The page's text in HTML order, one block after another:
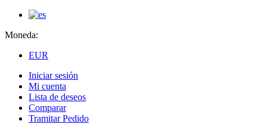
Moneda:
EUR
Iniciar sesión
Mi cuenta
Lista de deseos
Comparar
Tramitar Pedido